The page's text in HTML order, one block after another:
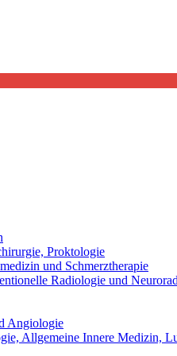
Proktologie
und Schmerztherapie
Radiologie und
Angiologie
Allgemeine Innere Medizin,